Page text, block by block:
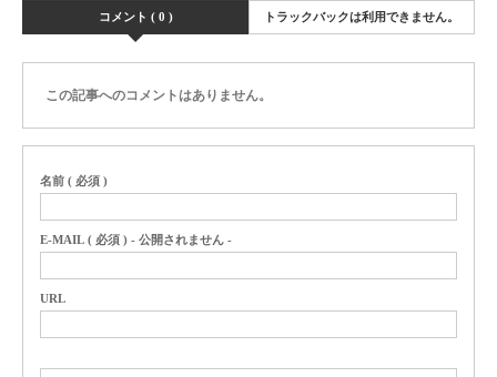
コメント ( 0 ) トラックバックは利用できません。
この記事へのコメントはありません。
名前 ( 必須 )
E-MAIL ( 必須 ) - 公開されません -
URL